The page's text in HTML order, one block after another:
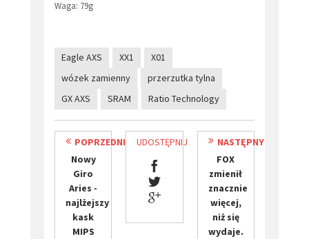
Waga: 79g
Eagle AXS XX1
X01
wózek zamienny
przerzutka tylna
GX AXS
SRAM Ratio Technology
POPRZEDNI
​Nowy
Giro
Aries -
najlżejszy
kask
MIPS
UDOSTĘPNIJ
NASTĘPNY
FOX
zmienił
znacznie
więcej,
niż się
wydaje.